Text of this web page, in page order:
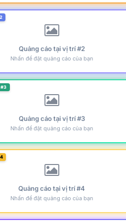
Quảng cáo tại vị trí #2
Nhấn để đặt quảng cáo của bạn
Quảng cáo tại vị trí #3
Nhấn để đặt quảng cáo của bạn
Quảng cáo tại vị trí #4
Nhấn để đặt quảng cáo của bạn